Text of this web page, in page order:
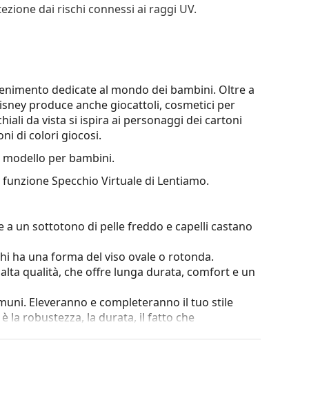
dai rischi connessi ai raggi UV.
dedicate al mondo dei bambini. Oltre a
produce anche giocattoli, cosmetici per
da vista si ispira ai personaggi dei cartoni
di colori giocosi.
per bambini.
Specchio Virtuale di Lentiamo.
un sottotono di pelle freddo e capelli castano
ha una forma del viso ovale o rotonda.
qualità, che offre lunga durata, comfort e un
Eleveranno e completeranno il tuo stile
la robustezza, la durata, il fatto che
ottica.
maggiore di oltre 90°, il che si traduce in un